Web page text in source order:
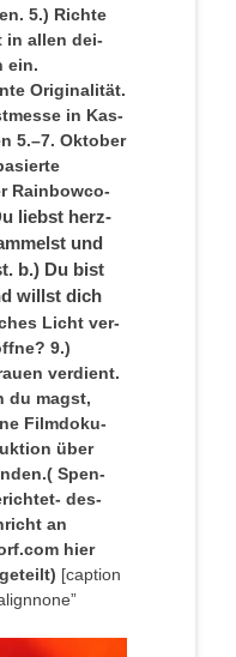
5.) Rich­te
in allen dei­
ein.
Ori­gi­na­li­tät.
in Kas­
5.–7. Okto­ber
Rain­bow­co­
liebst herz­
und
b.) Du bist
willst dich
Licht ver­
9.)
verdient.
du magst,
Film­do­ku­
über
Spen­
des­
an
hier
[cap­ti­on